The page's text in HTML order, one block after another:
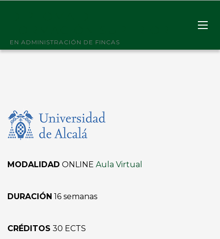
EN ADMINISTRACIÓN DE FINCAS
MODALIDAD ONLINE Aula Virtual
DURACIÓN 16 semanas
CRÉDITOS 30 ECTS